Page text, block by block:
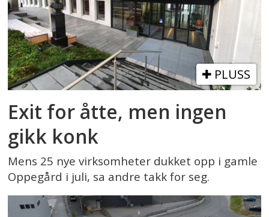
PLUSS
Exit for åtte, men ingen
gikk konk
Mens 25 nye virksomheter dukket opp i gamle
Oppegård i juli, sa andre takk for seg.